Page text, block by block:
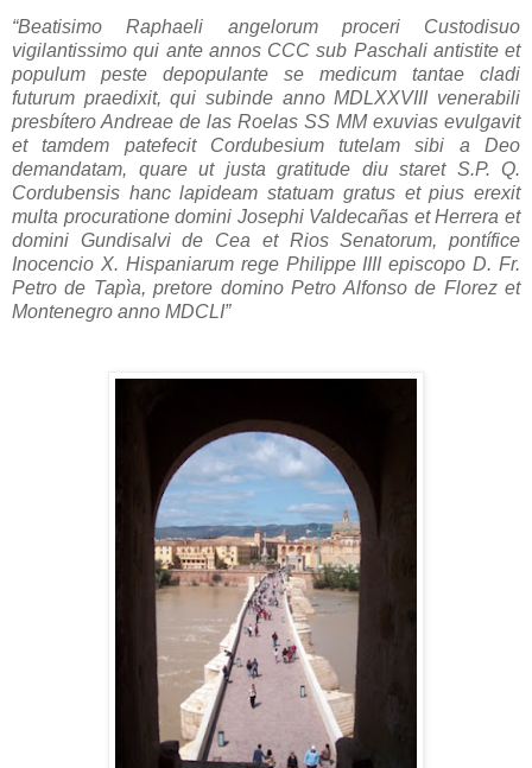
“Beatisimo Raphaeli angelorum proceri Custodisuo
vigilantissimo qui ante annos CCC sub Paschali antistite et
populum peste depopulante se medicum tantae cladi
futurum praedixit, qui subinde anno MDLXXVIII venerabili
presbítero Andreae de las Roelas SS MM exuvias evulgavit
et tamdem patefecit Cordubesium tutelam sibi a Deo
demandatam, quare ut justa gratitude diu staret S.P. Q.
Cordubensis hanc lapideam statuam gratus et pius erexit
multa procuratione domini Josephi Valdecañas et Herrera et
domini Gundisalvi de Cea et Rios Senatorum, pontífice
Inocencio X. Hispaniarum rege Philippe IIII episcopo D. Fr.
Petro de Tapìa, pretore domino Petro Alfonso de Florez et
Montenegro anno MDCLI”